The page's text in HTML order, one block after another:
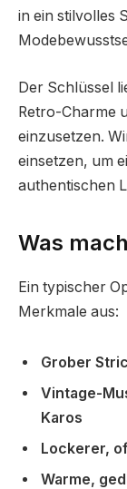
in ein stilvolles
Der Schlüssel
Retro-Charme
einzusetzen.
einsetzen, um
authentischen
Was
Ein typischer
Merkmale aus:
Grober
Vintage-
Karos
Lockerer,
Warme,